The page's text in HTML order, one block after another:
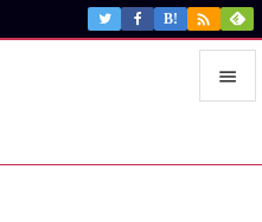

B! 